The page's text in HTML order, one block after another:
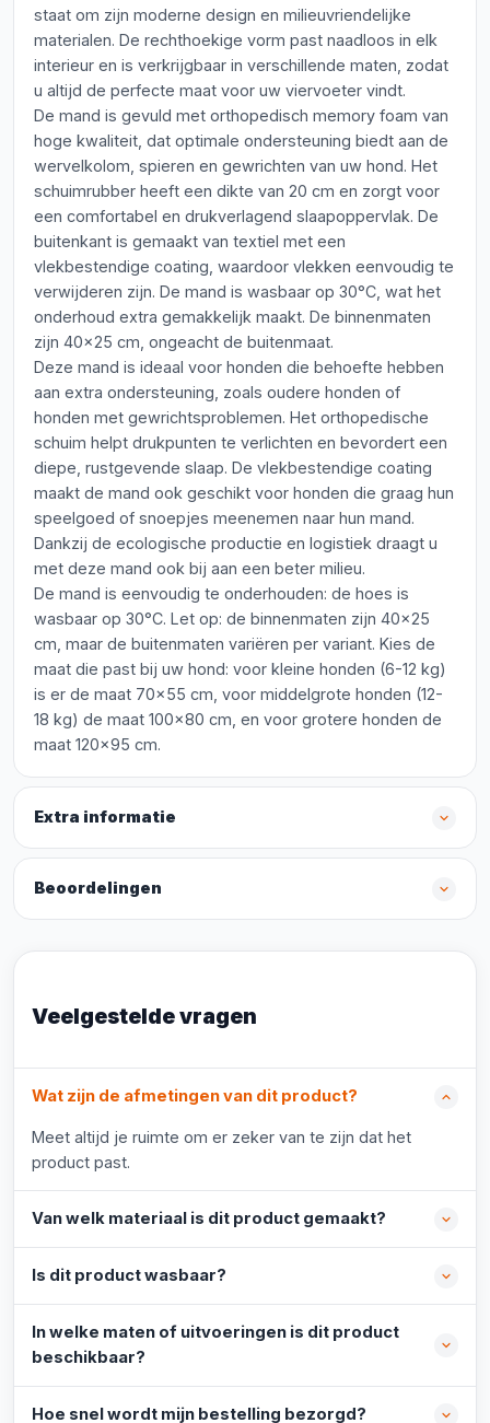
staat om zijn moderne design en milieuvriendelijke
materialen. De rechthoekige vorm past naadloos in elk
interieur en is verkrijgbaar in verschillende maten, zodat
u altijd de perfecte maat voor uw viervoeter vindt.
De mand is gevuld met orthopedisch memory foam van
hoge kwaliteit, dat optimale ondersteuning biedt aan de
wervelkolom, spieren en gewrichten van uw hond. Het
schuimrubber heeft een dikte van 20 cm en zorgt voor
een comfortabel en drukverlagend slaapoppervlak. De
buitenkant is gemaakt van textiel met een
vlekbestendige coating, waardoor vlekken eenvoudig te
verwijderen zijn. De mand is wasbaar op 30°C, wat het
onderhoud extra gemakkelijk maakt. De binnenmaten
zijn 40x25 cm, ongeacht de buitenmaat.
Deze mand is ideaal voor honden die behoefte hebben
aan extra ondersteuning, zoals oudere honden of
honden met gewrichtsproblemen. Het orthopedische
schuim helpt drukpunten te verlichten en bevordert een
diepe, rustgevende slaap. De vlekbestendige coating
maakt de mand ook geschikt voor honden die graag hun
speelgoed of snoepjes meenemen naar hun mand.
Dankzij de ecologische productie en logistiek draagt u
met deze mand ook bij aan een beter milieu.
De mand is eenvoudig te onderhouden: de hoes is
wasbaar op 30°C. Let op: de binnenmaten zijn 40x25
cm, maar de buitenmaten variëren per variant. Kies de
maat die past bij uw hond: voor kleine honden (6-12 kg)
is er de maat 70x55 cm, voor middelgrote honden (12-
18 kg) de maat 100x80 cm, en voor grotere honden de
maat 120x95 cm.
Extra informatie
Beoordelingen
Veelgestelde vragen
Wat zijn de afmetingen van dit product?
Meet altijd je ruimte om er zeker van te zijn dat het
product past.
Van welk materiaal is dit product gemaakt?
Is dit product wasbaar?
In welke maten of uitvoeringen is dit product
beschikbaar?
Hoe snel wordt mijn bestelling bezorgd?